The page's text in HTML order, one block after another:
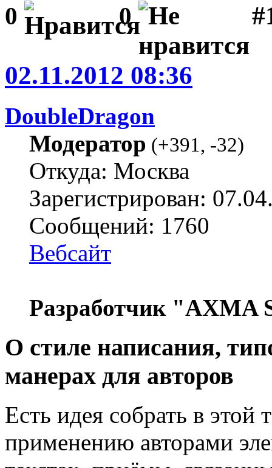
0 0
02.11.2012 08:36
DoubleDragon
Модератор (+391, -32)
Откуда: Москва
Зарегистрирован:
Сообщений: 1760
Вебсайт
Разработчик "AXMA
О стиле написания,
манерах для авторов
Есть идея собрать в этой
применению авторами